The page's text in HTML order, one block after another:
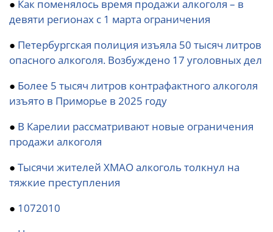
● Как поменялось время продажи алкоголя – в
девяти регионах с 1 марта ограничения
● Петербургская полиция изъяла 50 тысяч литров
опасного алкоголя. Возбуждено 17 уголовных дел
● Более 5 тысяч литров контрафактного алкоголя
изъято в Приморье в 2025 году
● В Карелии рассматривают новые ограничения
продажи алкоголя
● Тысячи жителей ХМАО алкоголь толкнул на
тяжкие преступления
● 1072010